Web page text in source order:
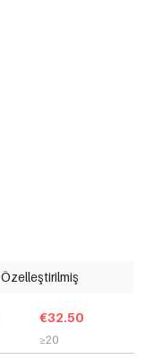
Özelleştirilmiş
€32.50
≥20